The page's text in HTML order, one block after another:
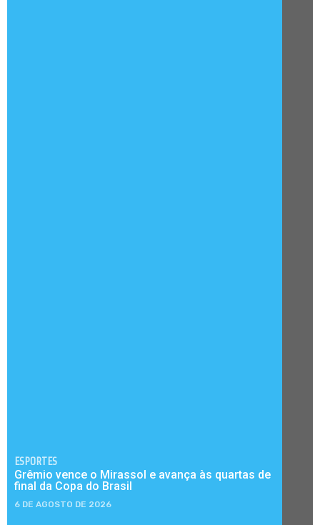
ESPORTES
Grêmio vence o Mirassol e avança às quartas de
final da Copa do Brasil
6 DE AGOSTO DE 2026